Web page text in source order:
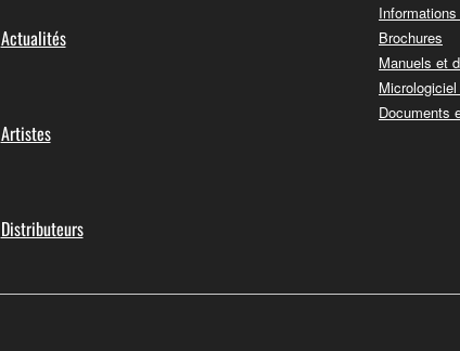
Actualités
Artistes
Distributeurs
Brochures
Manuels et
Documents